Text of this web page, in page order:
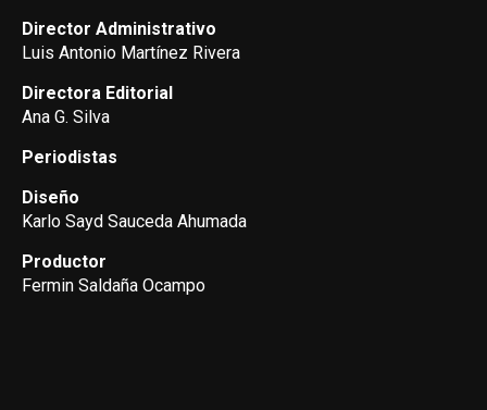
Director Administrativo
Luis Antonio Martínez Rivera
Directora Editorial
Ana G. Silva
Periodistas
Diseño
Karlo Sayd Sauceda Ahumada
Productor
Fermin Saldaña Ocampo